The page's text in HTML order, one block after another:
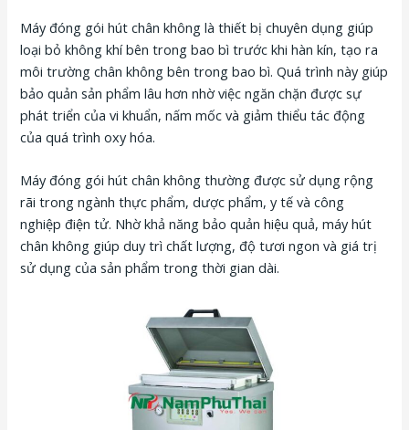
Máy đóng gói hút chân không là thiết bị chuyên dụng giúp
loại bỏ không khí bên trong bao bì trước khi hàn kín, tạo ra
môi trường chân không bên trong bao bì. Quá trình này giúp
bảo quản sản phẩm lâu hơn nhờ việc ngăn chặn được sự
phát triển của vi khuẩn, nấm mốc và giảm thiểu tác động
của quá trình oxy hóa.
Máy đóng gói hút chân không thường được sử dụng rộng
rãi trong ngành thực phẩm, dược phẩm, y tế và công
nghiệp điện tử. Nhờ khả năng bảo quản hiệu quả, máy hút
chân không giúp duy trì chất lượng, độ tươi ngon và giá trị
sử dụng của sản phẩm trong thời gian dài.